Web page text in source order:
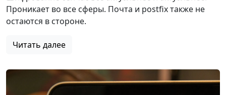
Проникает во все сферы. Почта и postfix также не
остаются в стороне.
Читать далее